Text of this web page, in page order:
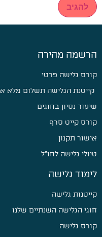
הרשמה מהירה
קורס גלישה פרטי
קייטנת הגלישה תשלום מלא
שיעור נסיון בחוגים
קורס קייט סרף
אישור תקנון
טיולי גלישה לחו״ל
לימוד גלישה
קייטנות גלישה
חוגי הגלישה השנתיים שלנו
קורס גלישה